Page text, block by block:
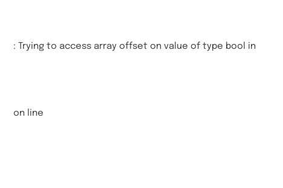
: Trying to access array offset on value of type bool in
on line